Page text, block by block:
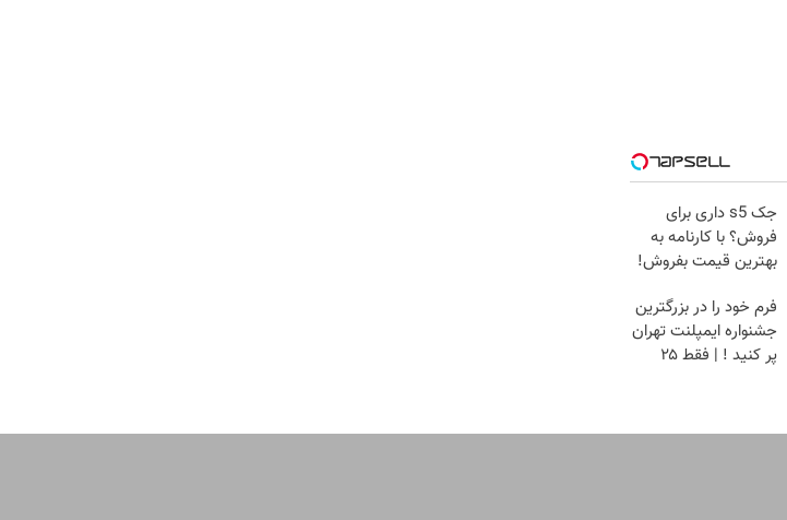
جک s5 داری برای
فروش؟ با کارنامه به
بهترین قیمت بفروش!
فرم خود را در بزرگترین
جشنواره ایمپلنت تهران
پر کنید ! | فقط ۲۵